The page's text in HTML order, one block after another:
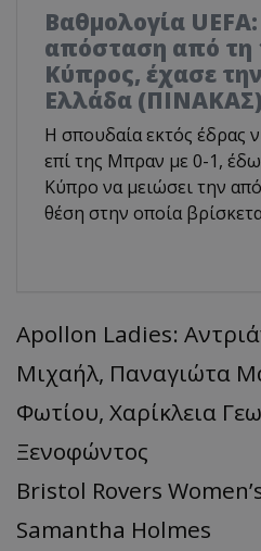
Βαθμολογία
απόσταση από τη
Κύπρος, έχασε
Ελλάδα (ΠΙΝΑΚΑΣ)
Η σπουδαία εκτός έδρας
επί της Μπραν με 0-1,
Κύπρο να μειώσει την
θέση στην οποία
Apollon Ladies:
Μιχαήλ, Παναγιώτα
Φωτίου, Χαρίκλεια
Ξενοφώντος
Bristol Rovers
Samantha Holmes